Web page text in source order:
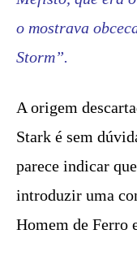
o mostrava
Storm”.
A origem
Stark é sem
parece indicar
introduzir uma
Homem de Ferro